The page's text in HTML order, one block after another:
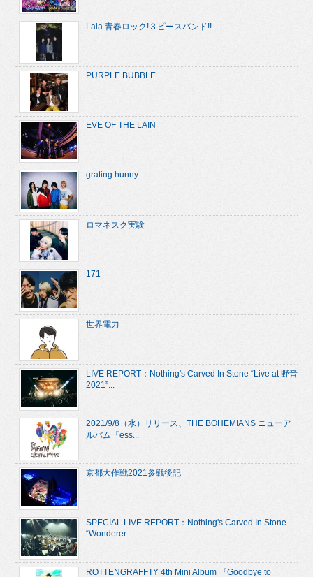
Lala 青春ロック!３ピースバンド!!
PURPLE BUBBLE
EVE OF THE LAIN
grating hunny
ロマネスク実験
171
世界電力
LIVE REPORT：Nothing's Carved In Stone “Live at 野音
2021”...
2021/9/8（水）リリース、THE BOHEMIANS ニューア
ルバム『ess...
京都大作戦2021参戦後記
SPECIAL LIVE REPORT：Nothing's Carved In Stone
“Wonderer ...
ROTTENGRAFFTY 4th Mini Album 『Goodbye to